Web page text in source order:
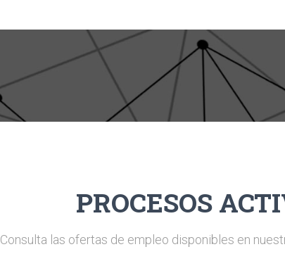
PROCESOS
Consulta las ofertas de empleo disponibles en